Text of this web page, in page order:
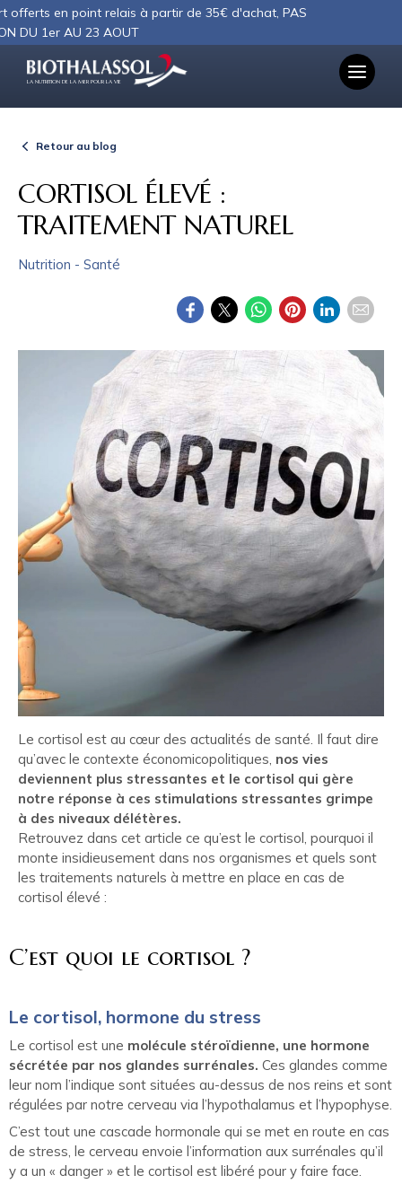
point relais à partir de 35€ d'achat, PAS
AU 23 AOUT
LA NUTRITION DE LA MER POUR LA VIE
Retour au blog
CORTISOL ÉLEVÉ :
TRAITEMENT NATUREL
Nutrition - Santé
Le cortisol est au cœur des actualités de santé. Il faut dire
qu’avec le contexte économicopolitiques, nos vies
deviennent plus stressantes et le cortisol qui gère
notre réponse à ces stimulations stressantes grimpe
à des niveaux délétères.
Retrouvez dans cet article ce qu’est le cortisol, pourquoi il
monte insidieusement dans nos organismes et quels sont
les traitements naturels à mettre en place en cas de
cortisol élevé :
C’est quoi le cortisol ?
Le cortisol, hormone du stress
Le cortisol est une molécule stéroïdienne, une hormone
sécrétée par nos glandes surrénales. Ces glandes comme
leur nom l’indique sont situées au-dessus de nos reins et sont
régulées par notre cerveau via l’hypothalamus et l’hypophyse.
C’est tout une cascade hormonale qui se met en route en cas
de stress, le cerveau envoie l’information aux surrénales qu’il
y a un « danger » et le cortisol est libéré pour y faire face.
Panneau de gestion des cookies